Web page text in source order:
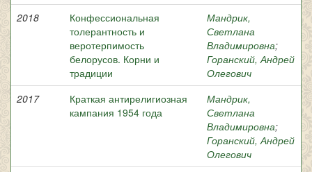
2018
Конфессиональная
толерантность и
веротерпимость
белорусов. Корни и
традиции
Мандрик,
Светлана
Владимировна;
Горанский, Андрей
Олегович
2017
Краткая антирелигиозная
кампания 1954 года
Мандрик,
Светлана
Владимировна;
Горанский, Андрей
Олегович